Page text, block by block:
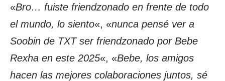
«Bro… fuiste friendzonado en frente de todo
el mundo, lo siento«, «nunca pensé ver a
Soobin de TXT ser friendzonado por Bebe
Rexha en este 2025«, «Bebe, los amigos
hacen las mejores colaboraciones juntos, sé